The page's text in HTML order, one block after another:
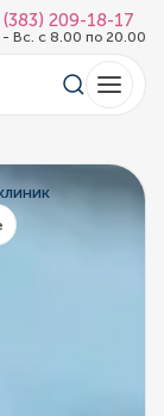
209-18-17
Вс. с 8.00 по 20.00